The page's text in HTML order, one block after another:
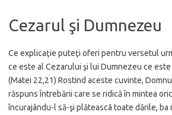
Cezarul şi Dumnezeu
Ce explicaţie puteţi oferi pentru versetul
ce este al Cezarului şi lui Dumnezeu ce
(Matei 22,21) Rostind aceste cuvinte,
răspuns întrebării care se ridică în mintea
încurajându-l să-şi plăteascã toate dările, ba